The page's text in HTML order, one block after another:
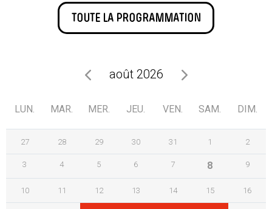
TOUTE LA PROGRAMMATION
août 2026
LUN. MAR. MER. JEU. VEN. SAM. DIM.
27 28 29 30 31 1 2
3 4 5 6 7 8 9
10 11 12 13 14 15 16